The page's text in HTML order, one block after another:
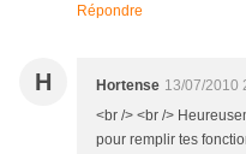
Répondre
H Hortense 13/07/2010
<br /> <br />
pour remplir tes